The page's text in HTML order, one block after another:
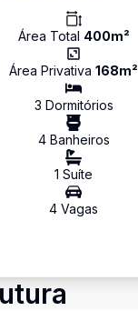
Área Total 400m²
Área Privativa 168m²
3 Dormitórios
4Banheiros
1 Suíte
4 Vagas